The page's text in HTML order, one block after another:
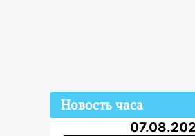
Новость часа